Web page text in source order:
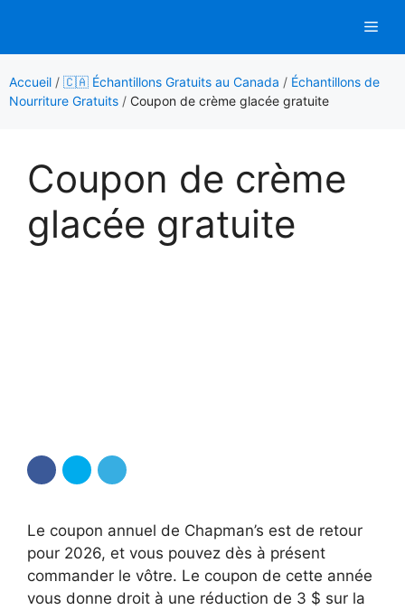
contenu
Accueil / 🇨🇦 Échantillons Gratuits au Canada / Échantillons de
Nourriture Gratuits / Coupon de crème glacée gratuite
Coupon de crème
glacée gratuite
Le coupon annuel de Chapman’s est de retour
pour 2026, et vous pouvez dès à présent
commander le vôtre. Le coupon de cette année
vous donne droit à une réduction de 3 $ sur la